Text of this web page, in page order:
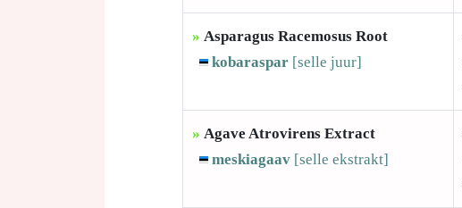
» Asparagus Racemosus Root
kobaraspar [selle juur]
» Agave Atrovirens Extract
meskiagaav [selle ekstrakt]